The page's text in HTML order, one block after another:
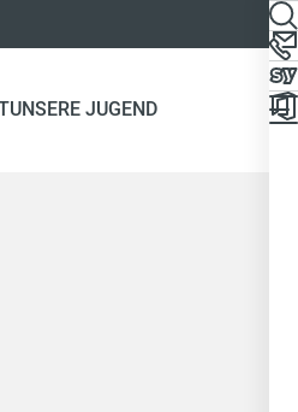
UNSERE JUGEND